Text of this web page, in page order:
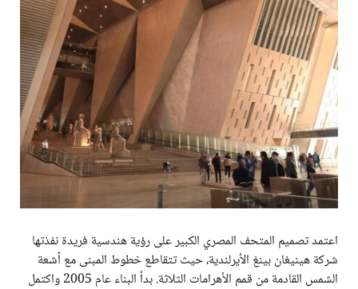
اعتمد تصميم المتحف المصري الكبير على رؤية هندسية فريدة نفذتها
شركة هينيغان بينغ الأيرلندية، حيث تتقاطع خطوط المبنى مع أشعة
الشمس القادمة من قمم الأهرامات الثلاثة. بدأ البناء عام 2005 واكتمل